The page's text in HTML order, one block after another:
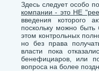
Здесь следует особо
компании - это НЕ
введения которого
поскольку можно
этом контрольных
но без права
власти пока
бенефициаров, или
вопроса на более